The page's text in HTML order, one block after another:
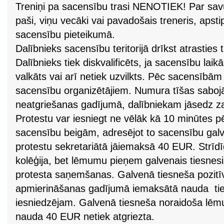
Treniņi pa sacensību trasi NENOTIEK! Par
paši, viņu vecāki vai pavadošais treneris,
sacensību pieteikumā.
Dalībnieks sacensību teritorijā drīkst atrasties
Dalībnieks tiek diskvalificēts, ja sacensību
valkāts vai arī netiek uzvilkts. Pēc
sacensību organizētājiem. Numura tīšas
neatgriešanas gadījumā, dalībniekam jāsedz
Protestu var iesniegt ne vēlāk kā 10 minūtes
sacensību beigām, adresējot to sacensību
protestu sekretariātā jāiemaksā 40 EUR.
kolēģija, bet lēmumu pieņem galvenais
protesta saņemšanas. Galvenā tiesneša
apmierināšanas gadījumā iemaksātā nauda
iesniedzējam. Galvenā tiesneša noraidoša
nauda 40 EUR netiek atgriezta.